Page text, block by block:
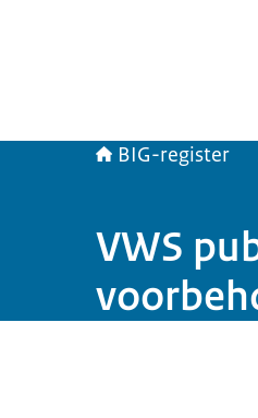
BIG-register
VWS